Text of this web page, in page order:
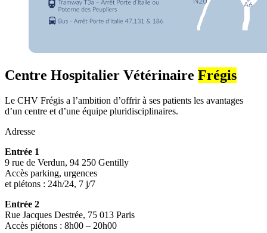
Centre Hospitalier Vétérinaire Frégis
Le CHV Frégis a l’ambition d’offrir à ses patients les avantages
d’un centre et d’une équipe pluridisciplinaires.
Adresse
Entrée 1
9 rue de Verdun, 94 250 Gentilly
Accès parking, urgences
et piétons : 24h/24, 7 j/7
Entrée 2
Rue Jacques Destrée, 75 013 Paris
Accès piétons : 8h00 – 20h00